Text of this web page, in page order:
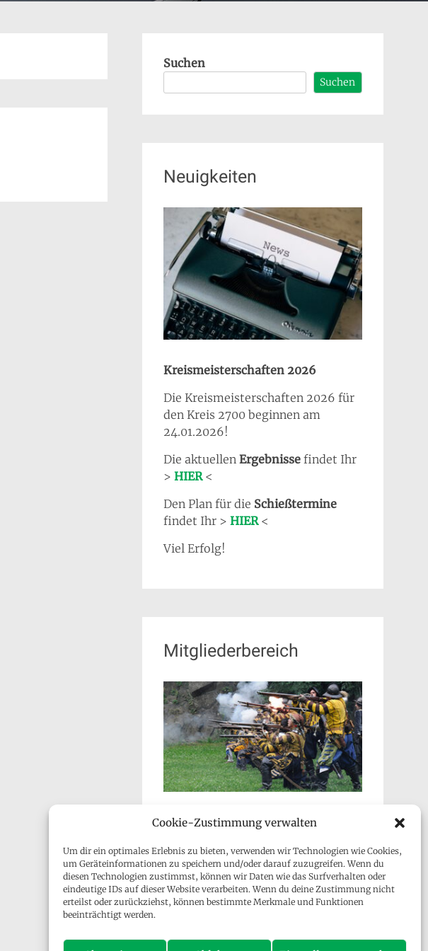
Cookie-Zustimmung verwalten
Um dir ein optimales Erlebnis zu bieten, verwenden wir Technologien wie Cookies,
um Geräteinformationen zu speichern und/oder darauf zuzugreifen. Wenn du
diesen Technologien zustimmst, können wir Daten wie das Surfverhalten oder
eindeutige IDs auf dieser Website verarbeiten. Wenn du deine Zustimmung nicht
erteilst oder zurückziehst, können bestimmte Merkmale und Funktionen
beeinträchtigt werden.
Suchen
Suchen
Neuigkeiten
Kreismeisterschaften 2026
Die Kreismeisterschaften 2026 für
den Kreis 2700 beginnen am
24.01.2026!
Die aktuellen Ergebnissefindet Ihr
> HIER<
Den Plan für die Schießtermine
findet Ihr > HIER<
Viel Erfolg!
Mitgliederbereich
Besucher gesamt:128.296